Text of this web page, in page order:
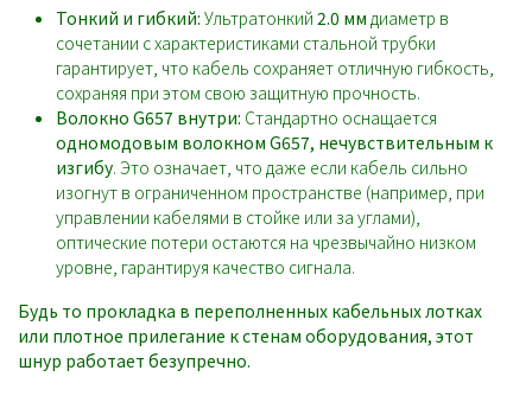
Тонкий и гибкий: Ультратонкий 2.0 мм диаметр в
сочетании с характеристиками стальной трубки
гарантирует, что кабель сохраняет отличную гибкость,
сохраняя при этом свою защитную прочность.
Волокно G657 внутри: Стандартно оснащается
одномодовым волокном G657, нечувствительным к
изгибу. Это означает, что даже если кабель сильно
изогнут в ограниченном пространстве (например, при
управлении кабелями в стойке или за углами),
оптические потери остаются на чрезвычайно низком
уровне, гарантируя качество сигнала.
Будь то прокладка в переполненных кабельных лотках
или плотное прилегание к стенам оборудования, этот
шнур работает безупречно.